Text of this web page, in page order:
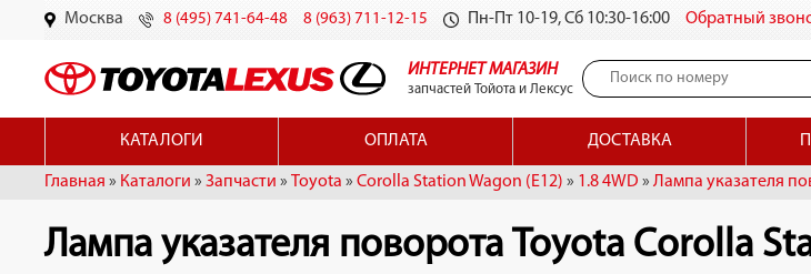
Москва 8 (495) 741-64-48 8 (963) 711-12-15 Пн-Пт 10-19, Сб 10:30-16:00 Обратный
ИНТЕРНЕТ МАГАЗИН
запчастей Тойота и Лексус
КАТАЛОГИ ОПЛАТА ДОСТАВКА
Главная » Каталоги » Запчасти » Toyota » Corolla Station Wagon (E12) » 1.8 4WD » Лампа указателя
Лампа указателя поворота Toyota Corolla